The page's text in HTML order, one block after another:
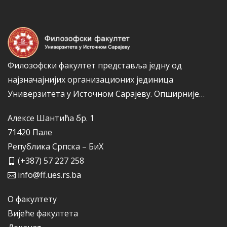
Филозофски факултет представља једну од
најзначајнијих организационих јединица
Универзитета у Источном Сарајеву. Опширније…
Алексе Шантића бр. 1
71420 Пале
Република Српска – БиХ
(+387) 57 227 258
info@ff.ues.rs.ba
О факултету
Вијеће факултета